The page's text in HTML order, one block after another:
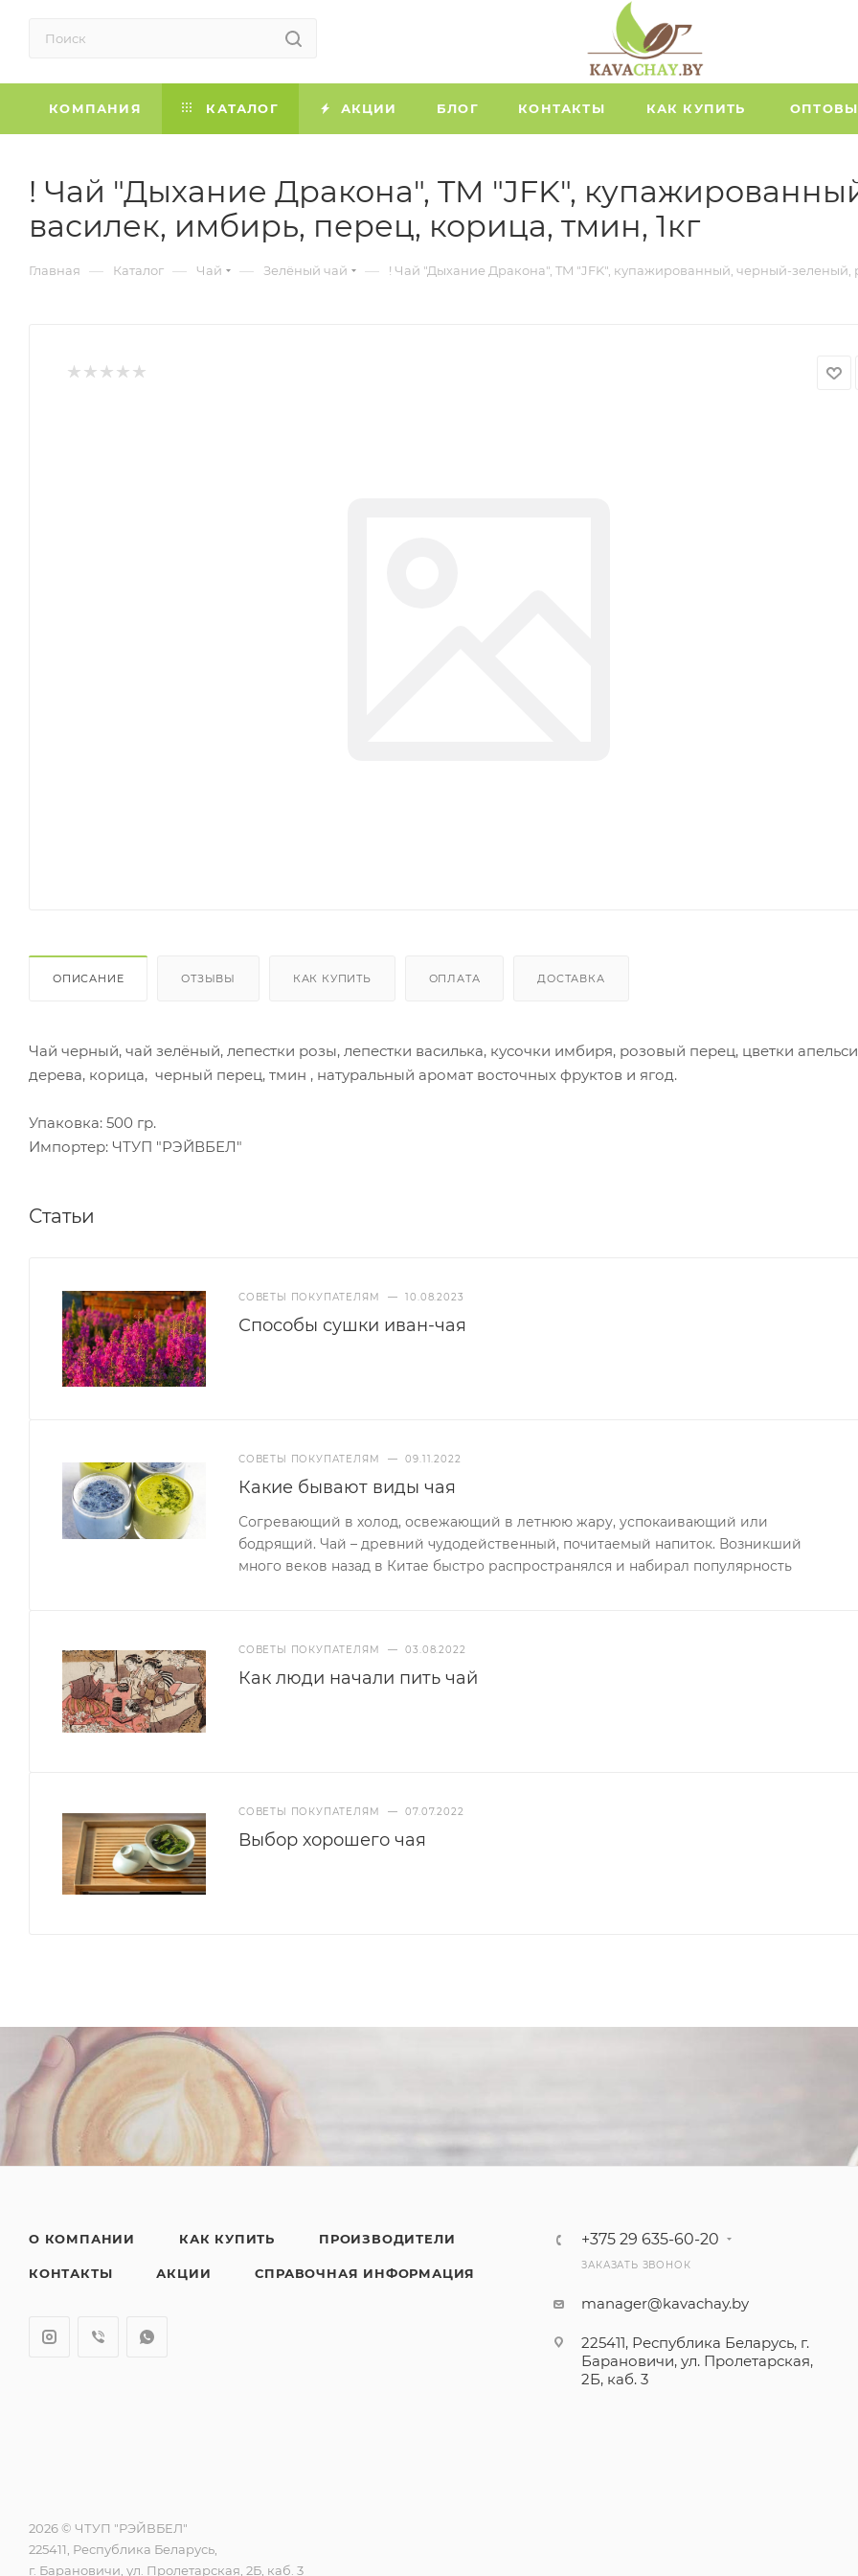
КОМПАНИЯ КАТАЛОГ АКЦИИ БЛОГ КОНТАКТЫ КАК КУПИТЬ
! Чай "Дыхание Дракона", TM "JFK",
василек, имбирь, перец, корица, тмин, 1кг
Главная — Каталог — Чай — Зелёный чай — ! Чай "Дыхание Дракона", TM "JFK", купажированный, черный-зеленый,
ОПИСАНИЕ ОТЗЫВЫ КАК КУПИТЬ ОПЛАТА ДОСТАВКА
Чай черный, чай зелёный, лепестки розы, лепестки василька, кусочки имбиря, розовый перец, цветки
дерева, корица, черный перец, тмин , натуральный аромат восточных фруктов и ягод.
Упаковка: 500 гр.
Импортер: ЧТУП "РЭЙВБЕЛ"
Статьи
СОВЕТЫ ПОКУПАТЕЛЯМ — 10.08.2023
Способы сушки иван-чая
СОВЕТЫ ПОКУПАТЕЛЯМ — 09.11.2022
Какие бывают виды чая
Согревающий в холод, освежающий в летнюю жару, успокаивающий или
бодрящий. Чай – древний чудодейственный, почитаемый напиток. Возникший
много веков назад в Китае быстро распространялся и набирал популярность
СОВЕТЫ ПОКУПАТЕЛЯМ — 03.08.2022
Как люди начали пить чай
СОВЕТЫ ПОКУПАТЕЛЯМ — 07.07.2022
Выбор хорошего чая
О КОМПАНИИ КАК КУПИТЬ ПРОИЗВОДИТЕЛИ
КОНТАКТЫ АКЦИИ СПРАВОЧНАЯ ИНФОРМАЦИЯ
+375 29 635-60-20
ЗАКАЗАТЬ ЗВОНОК
manager@kavachay.by
225411, Республика Беларусь, г.
Барановичи, ул. Пролетарская,
2Б, каб. 3
2026 © ЧТУП "РЭЙВБЕЛ"
225411, Республика Беларусь,
г. Барановичи, ул. Пролетарская, 2Б, каб. 3